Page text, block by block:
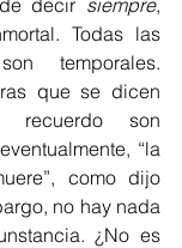
Todas las
temporales.
que se dicen
recuerdo son
“la
como dijo
no hay nada
¿No es